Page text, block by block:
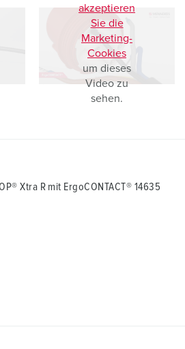
akzeptieren
Sie die
Marketing-
Cookies
um dieses
Video zu
sehen.
Xtra R mit ErgoCONTACT® 14635